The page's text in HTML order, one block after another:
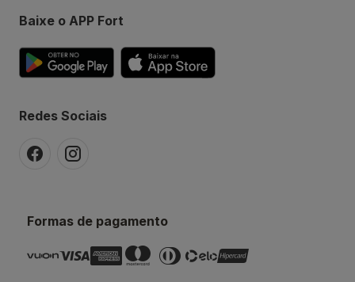
Baixe o APP Fort
Redes Sociais
Formas de pagamento